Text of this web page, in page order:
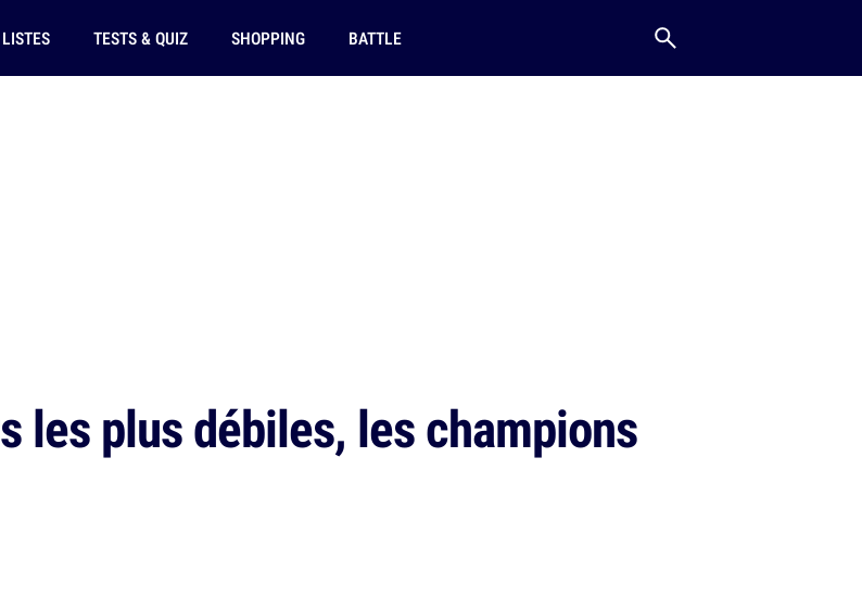
LISTES TESTS & QUIZ SHOPPING BATTLE
les plus débiles, les champions